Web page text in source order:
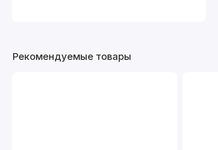
Рекомендуемые товары